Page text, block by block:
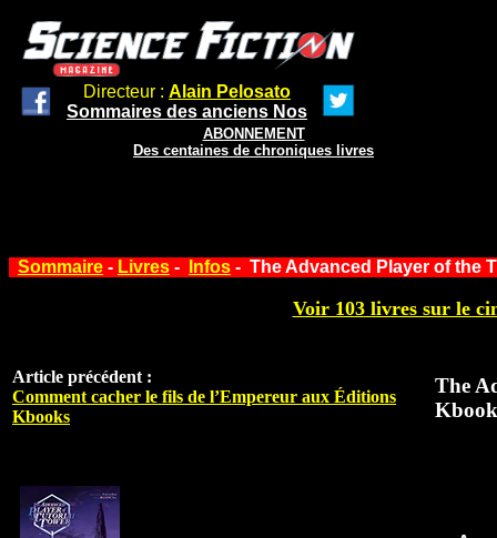
Directeur : Alain Pelosato
Sommaires des anciens Nos
ABONNEMENT
Des centaines de chroniques livres
Sommaire - Livres - Infos - The Advanced Player of the
Voir 103 livres sur le
Article précédent :
Comment cacher le fils de l’Empereur aux Éditions
Kbooks
The